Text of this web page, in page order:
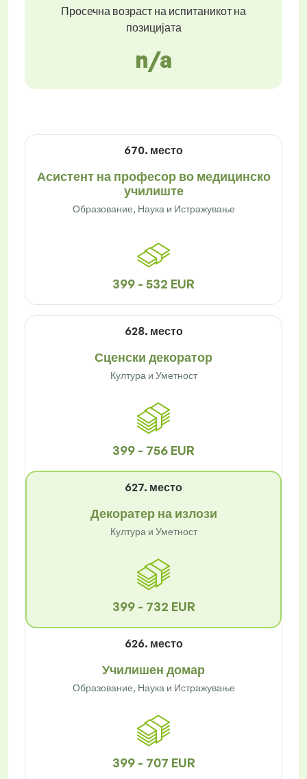
Просечна возраст на испитаникот на
позицијата
n/a
670. место
Асистент на професор во медицинско
училиште
Образование, Наука и Истражување
399 - 532 EUR
628. место
Сценски декоратор
Култура и Уметност
399 - 756 EUR
627. место
Декоратер на излози
Култура и Уметност
399 - 732 EUR
626. место
Училишен домар
Образование, Наука и Истражување
399 - 707 EUR